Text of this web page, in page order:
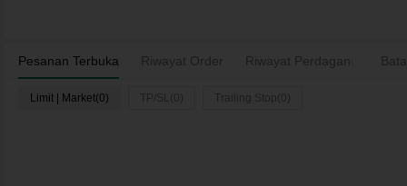
Pesanan Terbuka Riwayat Order Riwayat Perdagangan
Limit | Market(0) TP/SL(0) Trailing Stop(0)